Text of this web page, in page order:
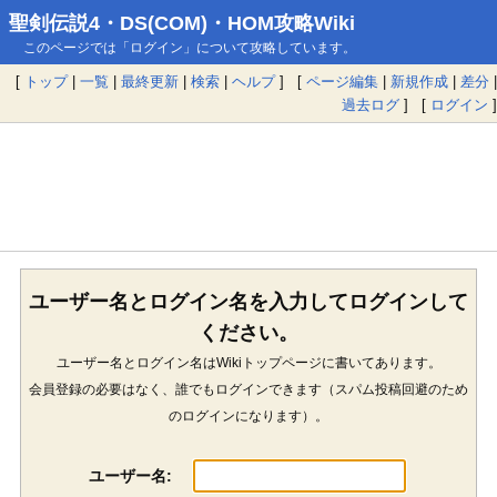
聖剣伝説4・DS(COM)・HOM攻略Wiki
このページでは「ログイン」について攻略しています。
[ トップ| 一覧 | 最終更新 | 検索 | ヘルプ] [ ページ編集 | 新規作成 | 差分 |
過去ログ ] [ ログイン ]
ユーザー名とログイン名を入力してログインして
ください。
ユーザー名とログイン名はWikiトップページに書いてあります。
会員登録の必要はなく、誰でもログインできます（スパム投稿回避のため
のログインになります）。
ユーザー名: